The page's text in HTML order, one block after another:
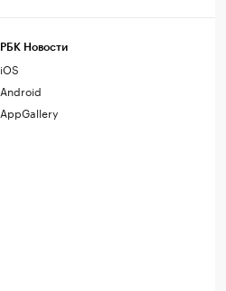
РБК Новости
iOS
Android
AppGallery